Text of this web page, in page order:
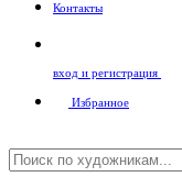
Контакты
вход и регистрация
Избранное